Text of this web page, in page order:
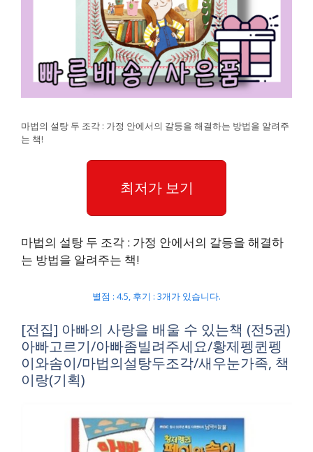
마법의 설탕 두 조각 : 가정 안에서의 갈등을 해결하는 방법을 알려주
는 책!
최저가 보기
마법의 설탕 두 조각 : 가정 안에서의 갈등을 해결하
는 방법을 알려주는 책!
별점 : 4.5, 후기 : 3개가 있습니다.
[전집] 아빠의 사랑을 배울 수 있는책 (전5권)
아빠고르기/아빠좀빌려주세요/황제펭퀸펭
이와솜이/마법의설탕두조각/새우눈가족, 책
이랑(기획)